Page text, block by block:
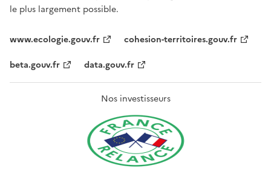
le plus largement possible.
www.ecologie.gouv.fr
cohesion-territoires.gouv.fr
beta.gouv.fr
data.gouv.fr
Nos investisseurs